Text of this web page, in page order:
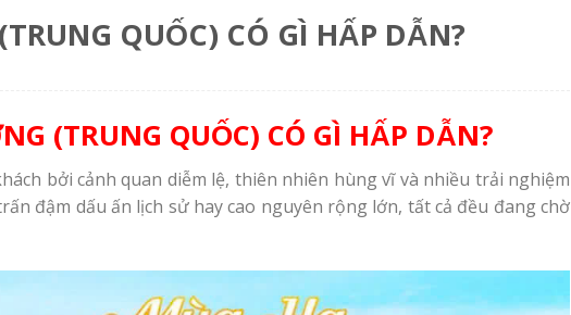
QUỐC) CÓ GÌ HẤP DẪN?
(TRUNG QUỐC) CÓ GÌ HẤP DẪN?
bởi cảnh quan diễm lệ, thiên nhiên hùng vĩ và nhiều trải nghiệm
đậm dấu ấn lịch sử hay cao nguyên rộng lớn, tất cả đều đang chờ